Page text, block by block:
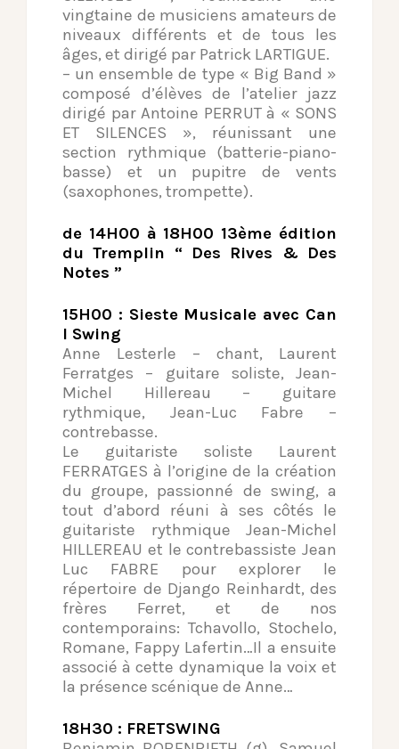
vingtaine de musiciens amateurs de
niveaux différents et de tous les
âges, et dirigé par Patrick LARTIGUE.
– un ensemble de type « Big Band »
composé d’élèves de l’atelier jazz
dirigé par Antoine PERRUT à « SONS
ET SILENCES », réunissant une
section rythmique (batterie-piano-
basse) et un pupitre de vents
(saxophones, trompette).
de 14H00 à 18H00 13ème édition
du Tremplin “ Des Rives & Des
Notes ”
15H00 : Sieste Musicale avec Can
I Swing
Anne Lesterle – chant, Laurent
Ferratges – guitare soliste, Jean-
Michel Hillereau – guitare
rythmique, Jean-Luc Fabre –
contrebasse.
Le guitariste soliste Laurent
FERRATGES à l’origine de la création
du groupe, passionné de swing, a
tout d’abord réuni à ses côtés le
guitariste rythmique Jean-Michel
HILLEREAU et le contrebassiste Jean
Luc FABRE pour explorer le
répertoire de Django Reinhardt, des
frères Ferret, et de nos
contemporains: Tchavollo, Stochelo,
Romane, Fappy Lafertin…Il a ensuite
associé à cette dynamique la voix et
la présence scénique de Anne…
18H30 : FRETSWING